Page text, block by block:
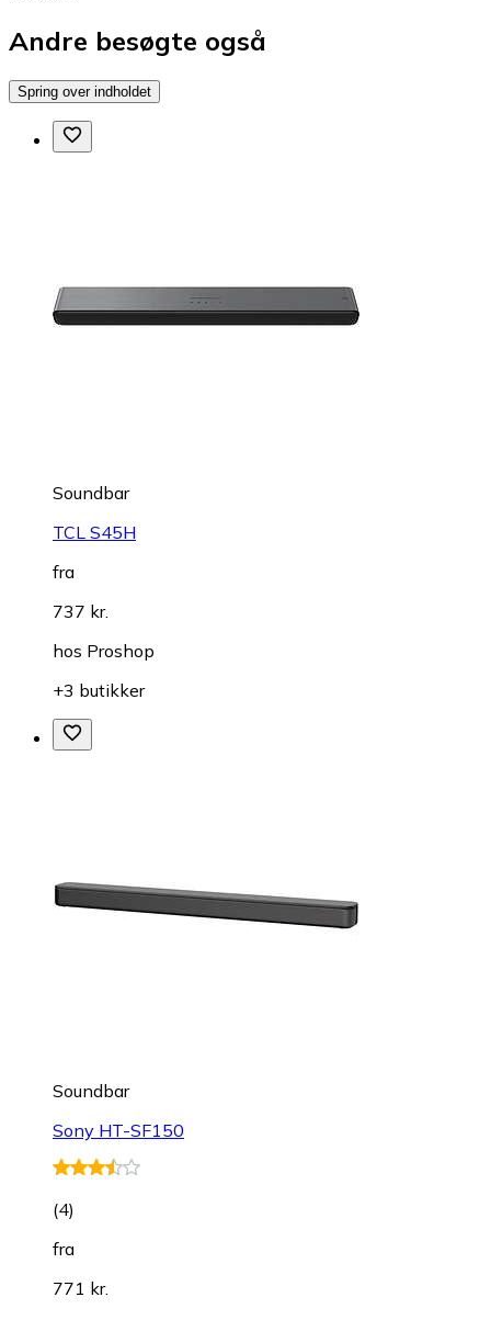
Andre besøgte også
Spring over indholdet
Soundbar
TCL S45H
fra
737 kr.
hos Proshop
+3 butikker
Soundbar
Sony HT-SF150
(4)
fra
771 kr.